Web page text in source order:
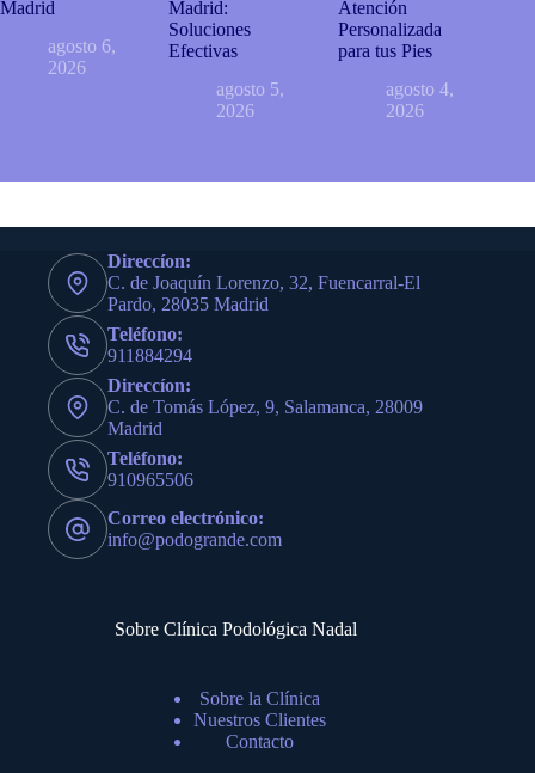
Madrid
agosto 6,
2026
Madrid:
Soluciones
Efectivas
agosto 5,
2026
Atención
Personalizada
para tus Pies
agosto 4,
2026
Direccíon:
C. de Joaquín Lorenzo, 32, Fuencarral-El
Pardo, 28035 Madrid
Teléfono:
911884294
Direccíon:
C. de Tomás López, 9, Salamanca, 28009
Madrid
Teléfono:
910965506
Correo electrónico:
info@podogrande.com
Sobre Clínica Podológica Nadal
Sobre la Clínica
Nuestros Clientes
Contacto